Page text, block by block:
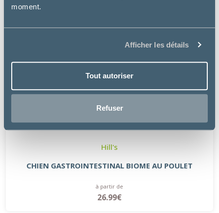
moment.
Afficher les détails
Tout autoriser
Refuser
Hill's
CHIEN GASTROINTESTINAL BIOME AU POULET
à partir de
26.99€